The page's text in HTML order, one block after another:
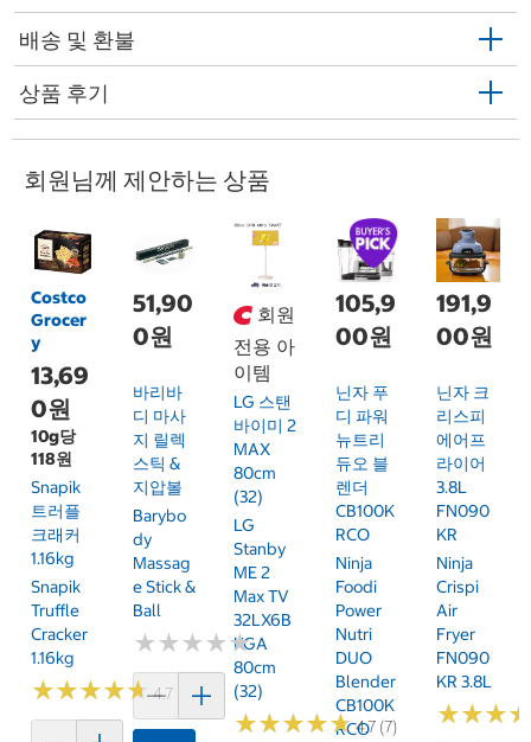
배송 및 환불
상품 후기
회원님께 제안하는 상품
Costco
Grocer
y
13,69
0원
10g당
118원
Snapik
트러플
크래커
1.16kg
Snapik
Truffle
Cracker
1.16kg
★★★★★
★★★★★4.7 (159)
51,90
0원
바리바
디 마사
지 릴렉
스틱 &
지압볼
Barybo
Dy
Massag
E Stick &
Ball
★★★★★
★★★★★
회원
전용 아
이템
LG 스탠
바이미 2
MAX
80cm
(32)
LG
Stanby
ME 2
Max TV
32LX6B
KGA
80cm
(32)
★★★★★
★★★★★4.7 (7)
105,9
00원
닌자 푸
디 파워
뉴트리
듀오 블
렌더
CB100K
RCO
Ninja
Foodi
Power
Nutri
DUO
Blender
CB100K
RCO
191,9
00원
닌자 크
리스피
에어프
라이어
3.8L
FN090
KR
Ninja
Crispi
Air
Fryer
FN090
KR 3.8L
★★★
★★★